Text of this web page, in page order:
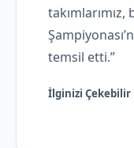
temsil etti.”
İlginizi Çekebilir